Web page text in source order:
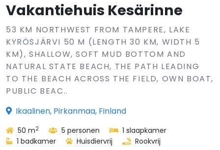
Vakantiehuis Kesärinne
53 KM NORTHWEST FROM TAMPERE, LAKE
KYRÖSJÄRVI 50 M (LENGTH 30 KM, WIDTH 5
KM), SHALLOW, SOFT MUD BOTTOM AND
NATURAL STATE BEACH, THE PATH LEADING
TO THE BEACH ACROSS THE FIELD, OWN BOAT,
PUBLIC BEAC..
Ikaalinen, Pirkanmaa, Finland
50 m2 5 personen
1 slaapkamer
1 badkamer
Huisdiervrij Rookvrij